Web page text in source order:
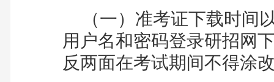
（一） 准考证下载时间
用户名和密码登录研招网
反两面在考试期间不得涂